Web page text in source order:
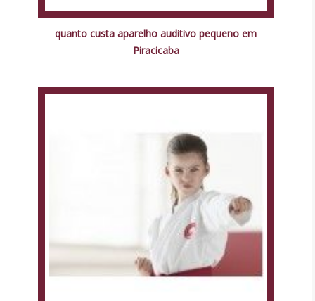
quanto custa aparelho auditivo pequeno em
Piracicaba